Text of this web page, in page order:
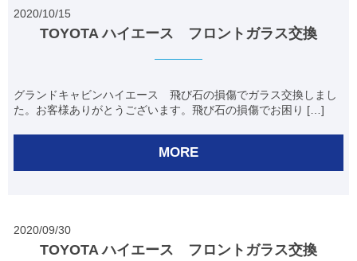
2020/10/15
TOYOTA ハイエース フロントガラス交換
グランドキャビンハイエース 飛び石の損傷でガラス交換しまし
た。お客様ありがとうございます。飛び石の損傷でお困り […]
MORE
2020/09/30
TOYOTA ハイエース フロントガラス交換